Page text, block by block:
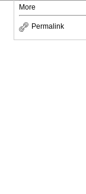
More
Permalink